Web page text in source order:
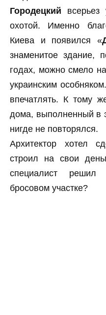
Городецкий всерьез
охотой. Именно
Киева и появился «
знаменитое здание,
годах, можно смело
украинским
впечатлять. К тому
дома, выполненный в
нигде не повторялся.
Архитектор хотел
строил на свои
специалист решил
бросовом участке?